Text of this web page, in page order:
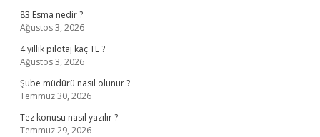
83 Esma nedir ?
Ağustos 3, 2026
4 yıllık pilotaj kaç TL ?
Ağustos 3, 2026
Şube müdürü nasıl olunur ?
Temmuz 30, 2026
Tez konusu nasıl yazılır ?
Temmuz 29, 2026